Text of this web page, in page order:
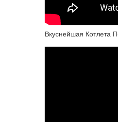
Вкуснейшая Котлета